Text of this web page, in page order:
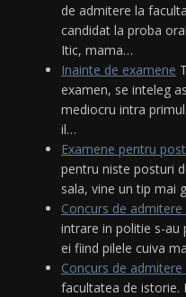
de admitere la
candidat la proba
Itic, mama…
Inainte de examene
examen, se inteleg
mediocru intra
il…
Examene pentru
pentru niste posturi
sala, vine un tip mai
Concurs de
intrare in politie s-au
ei fiind pilele cuiva
Concurs de
facultatea de istorie.